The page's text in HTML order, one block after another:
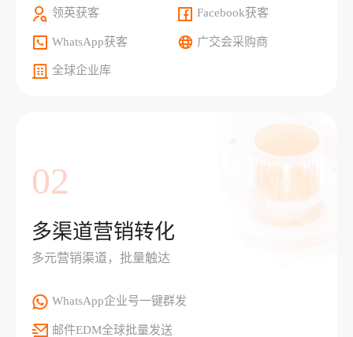
领英获客 Facebook获客
WhatsApp获客 广交会采购商
全球企业库
02
多渠道营销转化
多元营销渠道，批量触达
WhatsApp企业号一键群发
邮件EDM全球批量发送